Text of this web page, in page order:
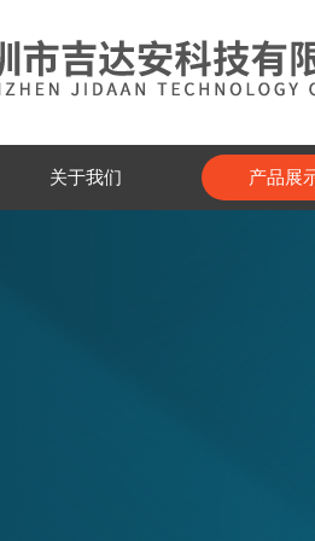
关于我们 产品展